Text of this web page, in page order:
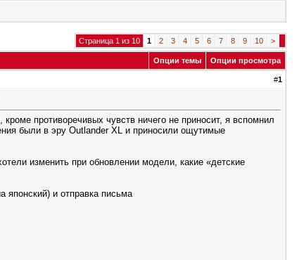
Страница 1 из 10 1 2 3 4 5 6 7 8 9 10 >
Опции темы Опции просмотра
#1
противоречивых чувств ничего не приносит, я вспомнил
были в эру Outlander XL и приносили ощутимые
изменить при обновлении модели, какие «детские
японский) и отправка письма